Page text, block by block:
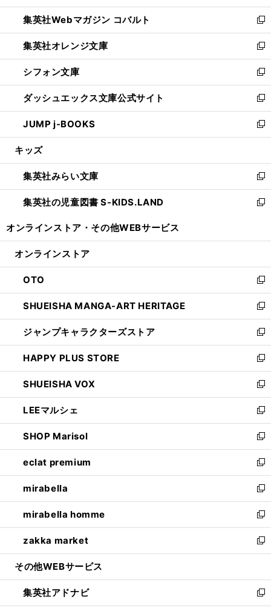
開
く
ウ
で
開
く
ン
ド
ウ
で
開
く
ウ
ィ
ン
ド
ウ
で
開
く
集英社Webマガジン コバルト
新
し
い
ウ
ィ
ン
ド
ウ
で
開
集英社オレンジ文庫
新
し
い
ウ
ィ
ン
ド
ウ
開
く
シフォン文庫
新
し
い
ウ
ィ
ン
ウ
で
開
く
ダッシュエックス文庫公式サイト
新
し
い
ウ
ン
ド
ウ
で
JUMP j-BOOKS
新
し
ウ
ィ
ン
ド
開
キッズ
集英社みらい文庫
新
し
い
ン
ウ
で
開
く
集英社の児童図書 S-KIDS.LAND
新
ウ
ン
ド
ウ
で
開
く
オンラインストア・ その他WEBサービス
オンラインストア
OTO
新
し
い
ウ
ィ
ン
ド
ウ
で
開
く
SHUEISHA MANGA-ART HERITAGE
新
し
い
ウ
ィ
ン
ド
ウ
で
開
く
ジャンプキャラクターズストア
新
し
い
ウ
ィ
ン
ド
ウ
で
開
く
HAPPY PLUS STORE
新
し
い
ウ
ィ
ン
ド
ウ
で
開
く
SHUEISHA VOX
新
し
い
ウ
ィ
ン
ド
ウ
で
開
く
LEEマルシェ
新
し
い
ウ
ィ
ン
ド
ウ
で
開
く
SHOP Marisol
新
し
い
ウ
ィ
ン
ド
ウ
で
開
eclat premium
新
し
い
ウ
ィ
ン
ド
ウ
開
く
mirabella
新
し
い
ウ
ィ
ン
ウ
で
開
mirabella homme
新
し
い
ウ
ン
ド
ウ
zakka market
新
し
ウ
ィ
ン
その他WEBサービス
集英社アドナビ
新
し